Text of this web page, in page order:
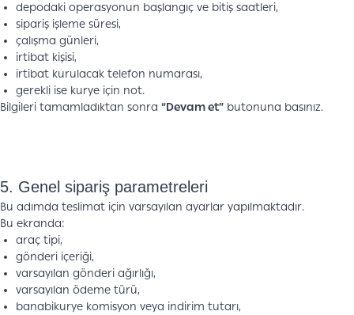
depodaki operasyonun başlangıç ve bitiş saatleri,
sipariş işleme süresi,
çalışma günleri,
irtibat kişisi,
irtibat kurulacak telefon numarası,
gerekli ise kurye için not.
Bilgileri tamamladıktan sonra “Devam et” butonuna basınız.
5. Genel sipariş parametreleri
Bu adımda teslimat için varsayılan ayarlar yapılmaktadır.
Bu ekranda:
araç tipi,
gönderi içeriği,
varsayılan gönderi ağırlığı,
varsayılan ödeme türü,
banabikurye komisyon veya indirim tutarı,